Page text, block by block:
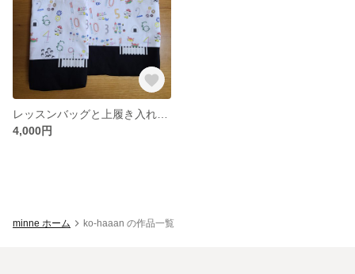
4,000円
minne ホーム ko-haaan の作品一覧